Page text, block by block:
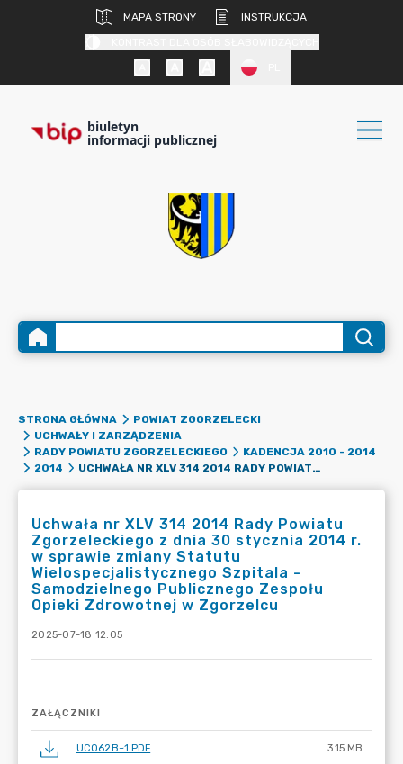
MAPA STRONY
INSTRUKCJA
biuletyn
informacji publicznej
STRONA GŁÓWNA
POWIAT ZGORZELECKI
UCHWAŁY I ZARZĄDZENIA
RADY POWIATU ZGORZELECKIEGO
KADENCJA 2010 - 2014
2014
UCHWAŁA NR XLV 314 2014 RADY POWIATU ZGORZELECKIEGO Z DNIA 30 STYCZNIA 2014 R. W SPRAWIE ZMIANY STATUTU WIELOSPECJALISTYCZNEGO SZPITALA - SAMODZIELNEGO PUBLICZNEGO ZESPOŁU OPIEKI ZDROWOTNEJ W ZGORZELCU
Uchwała nr XLV 314 2014 Rady Powiatu
Zgorzeleckiego z dnia 30 stycznia 2014 r.
w sprawie zmiany Statutu
Wielospecjalistycznego Szpitala -
Samodzielnego Publicznego Zespołu
Opieki Zdrowotnej w Zgorzelcu
2025-07-18 12:05
ZAŁĄCZNIKI
UC062B~1.PDF 3.15 MB